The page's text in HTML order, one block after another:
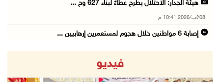
هيئة الجدار: الاحتلال يطرح عطاءً لبناء 627 وح ...
08/آب/2026 10:41 م
إصابة 6 مواطنين خلال هجوم لمستعمرين إرهابيين ...
الاحتلال يحتجز مواطنين من طمون ومخيم الفارعة
08/آب/2026 09:33 م
فيديو